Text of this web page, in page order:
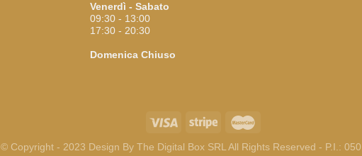
Venerdì - Sabato
09:30 - 13:00
17:30 - 20:30
Domenica Chiuso
© Copyright - 2023 Design By The Digital Box SRL All Rights Reserved - P.I.: